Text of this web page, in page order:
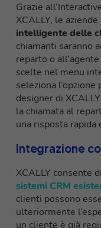
Grazie
XCALLY, le
intelligente delle
chiamanti saranno
reparto o
scelte nel menu
seleziona
designer di
la chiamata al
una risposta rapida
Integrazione
XCALLY consente di
sistemi CRM
clienti possono
ulteriormente
un cliente è già